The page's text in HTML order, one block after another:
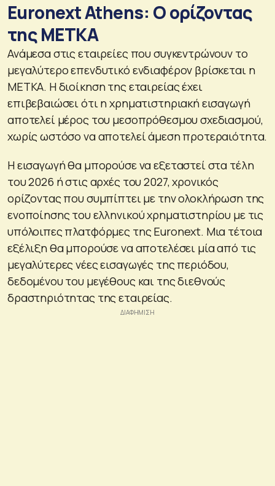
Euronext Athens: Ο ορίζοντας
της ΜΕΤΚΑ
Ανάμεσα στις εταιρείες που συγκεντρώνουν το
μεγαλύτερο επενδυτικό ενδιαφέρον βρίσκεται η
ΜΕΤΚΑ. Η διοίκηση της εταιρείας έχει
επιβεβαιώσει ότι η χρηματιστηριακή εισαγωγή
αποτελεί μέρος του μεσοπρόθεσμου σχεδιασμού,
χωρίς ωστόσο να αποτελεί άμεση προτεραιότητα.
Η εισαγωγή θα μπορούσε να εξεταστεί στα τέλη
του 2026 ή στις αρχές του 2027, χρονικός
ορίζοντας που συμπίπτει με την ολοκλήρωση της
ενοποίησης του ελληνικού χρηματιστηρίου με τις
υπόλοιπες πλατφόρμες της Euronext. Μια τέτοια
εξέλιξη θα μπορούσε να αποτελέσει μία από τις
μεγαλύτερες νέες εισαγωγές της περιόδου,
δεδομένου του μεγέθους και της διεθνούς
δραστηριότητας της εταιρείας.